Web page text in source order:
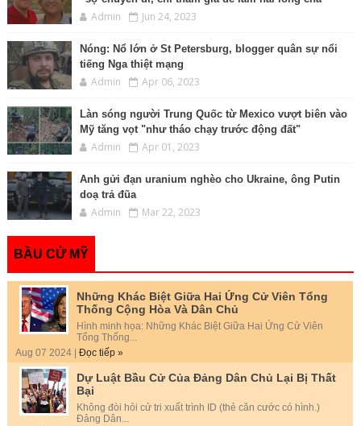
Admin Jun 24, 2023
Nóng: Nổ lớn ở St Petersburg, blogger quân sự nổi
tiếng Nga thiệt mạng
Admin Apr 06, 2023
Làn sóng người Trung Quốc từ Mexico vượt biên vào
Mỹ tăng vọt "như tháo chạy trước động đất"
Admin Apr 01, 2023
Anh gửi đạn uranium nghèo cho Ukraine, ông Putin
doạ trả đũa
Admin Mar 22, 2023
BẦU CỬ MỸ
Những Khác Biệt Giữa Hai Ứng Cử Viên Tổng
Thống Cộng Hòa Và Dân Chủ
Hình minh họa: Những Khác Biệt Giữa Hai Ứng Cử Viên
Tổng Thống...
Aug 07 2024 | Đọc tiếp »
Dự Luật Bầu Cử Của Đảng Dân Chủ Lại Bị Thất
Bại
Không đòi hỏi cử tri xuất trình ID (thẻ căn cước có hình.)
Đảng Dân...